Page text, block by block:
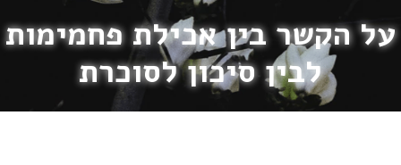
על הקשר בין אכילת פחמימות
לבין סיכון לסוכרת